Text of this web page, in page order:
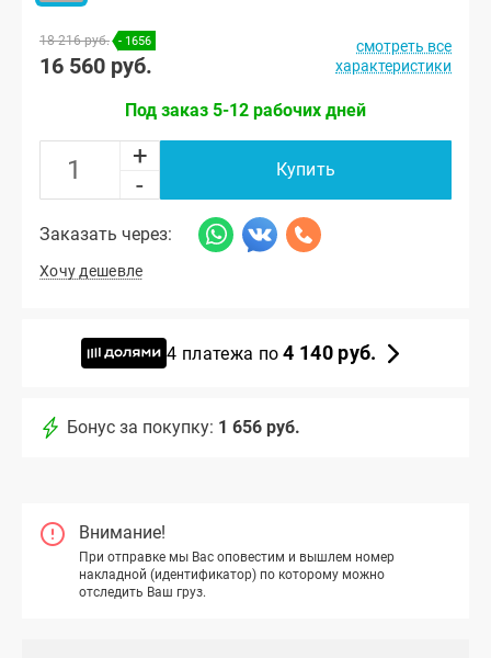
18 216 руб. - 1656
16 560 руб.
смотреть все
характеристики
Под заказ 5-12 рабочих дней
+
-
Купить
Заказать через:
Хочу дешевле
4 платежа по4 140 руб.
Бонус за покупку: 1 656 руб.
Внимание!
При отправке мы Вас оповестим и вышлем номер
накладной (идентификатор) по которому можно
отследить Ваш груз.